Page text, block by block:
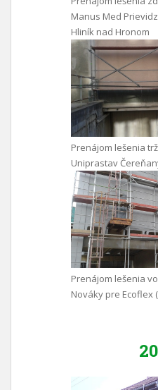
Manus Med
Hliník nad Hronom
Prenájom lešenia
Uniprastav
Prenájom lešenia
Nováky pre Ecoflex